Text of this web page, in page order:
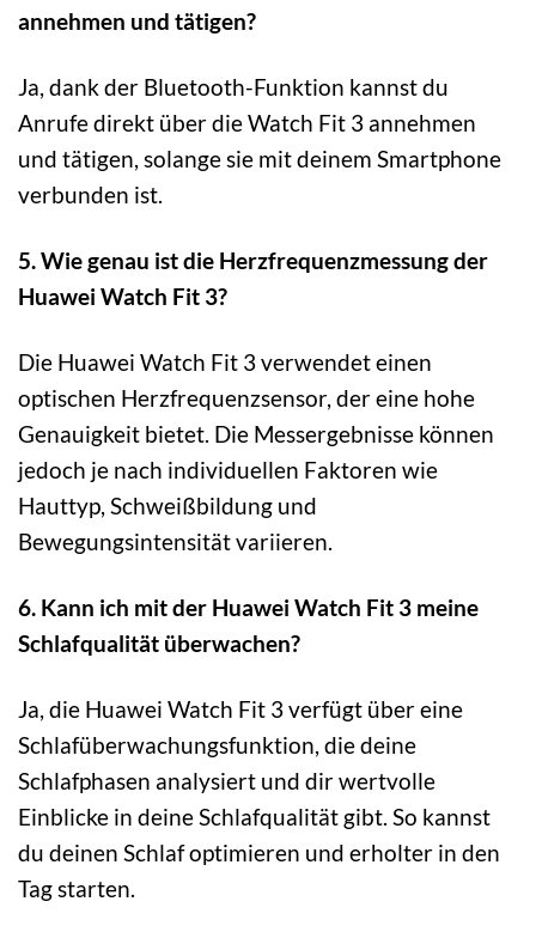
annehmen und tätigen?
Ja, dank der Bluetooth-Funktion kannst du
Anrufe direkt über die Watch Fit 3 annehmen
und tätigen, solange sie mit deinem Smartphone
verbunden ist.
5. Wie genau ist die Herzfrequenzmessung der
Huawei Watch Fit 3?
Die Huawei Watch Fit 3 verwendet einen
optischen Herzfrequenzsensor, der eine hohe
Genauigkeit bietet. Die Messergebnisse können
jedoch je nach individuellen Faktoren wie
Hauttyp, Schweißbildung und
Bewegungsintensität variieren.
6. Kann ich mit der Huawei Watch Fit 3 meine
Schlafqualität überwachen?
Ja, die Huawei Watch Fit 3 verfügt über eine
Schlafüberwachungsfunktion, die deine
Schlafphasen analysiert und dir wertvolle
Einblicke in deine Schlafqualität gibt. So kannst
du deinen Schlaf optimieren und erholter in den
Tag starten.